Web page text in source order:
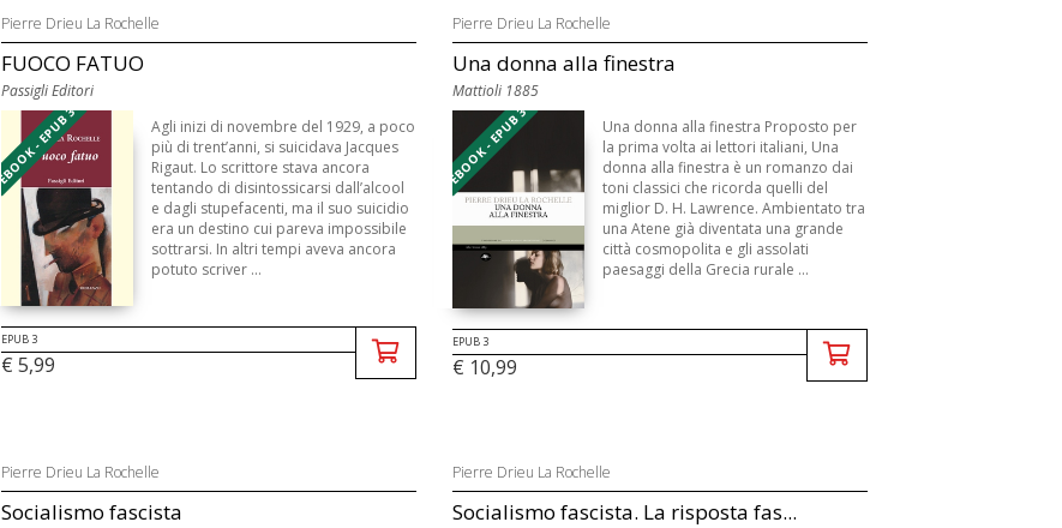
Pierre Drieu La Rochelle
FUOCO FATUO
Passigli Editori
EBOOK - EPUB 3
Agli inizi di novembre del 1929, a poco
più di trent’anni, si suicidava Jacques
Rigaut. Lo scrittore stava ancora
tentando di disintossicarsi dall’alcool
e dagli stupefacenti, ma il suo suicidio
era un destino cui pareva impossibile
sottrarsi. In altri tempi aveva ancora
potuto scriver ...
EPUB 3
€ 5,99
Pierre Drieu La Rochelle
Una donna alla finestra
Mattioli 1885
EBOOK - EPUB 3
Una donna alla finestra Proposto per
la prima volta ai lettori italiani, Una
donna alla finestra è un romanzo dai
toni classici che ricorda quelli del
miglior D. H. Lawrence. Ambientato tra
una Atene già diventata una grande
città cosmopolita e gli assolati
paesaggi della Grecia rurale ...
EPUB 3
€ 10,99
Pierre Drieu La Rochelle
Socialismo fascista
Pierre Drieu La Rochelle
Socialismo fascista. La risposta fas...